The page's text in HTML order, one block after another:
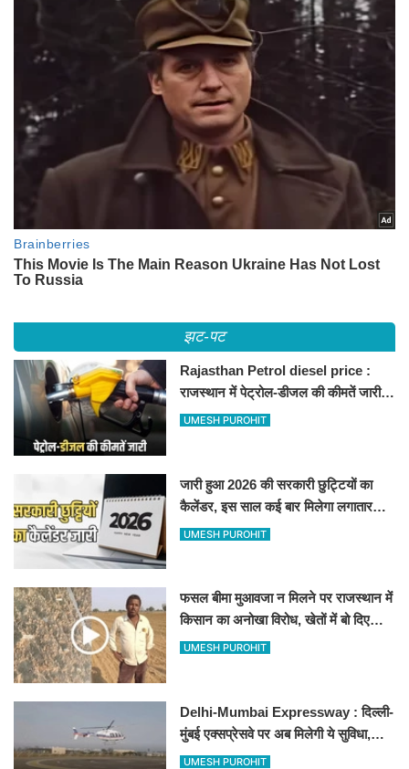
झट-पट
Rajasthan Petrol diesel price :
राजस्थान में पेट्रोल-डीजल की कीमतें जारी,
जानिए बीकानेर समेत पुरे प्रदेश में नए रेट
UMESH PUROHIT
जारी हुआ 2026 की सरकारी छुट्टियों का
कैलेंडर, इस साल कई बार मिलेगा लगातार
अवकाश, देखें
UMESH PUROHIT
फसल बीमा मुआवजा न मिलने पर राजस्थान में
किसान का अनोखा विरोध, खेतों में बो दिए
500-500 रुपए के नोट, वीडियो वायरल
UMESH PUROHIT
Delhi-Mumbai Expressway : दिल्ली-
मुंबई एक्सप्रेसवे पर अब मिलेगी ये सुविधा,
हेलीकॉप्टर सर्विस से तुरंत घायल पहुंचेगा
UMESH PUROHIT